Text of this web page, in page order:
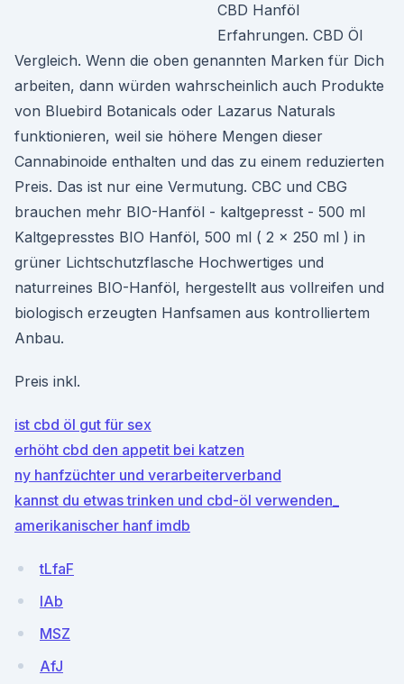
CBD Hanföl
Erfahrungen. CBD Öl
Vergleich. Wenn die oben genannten Marken für Dich
arbeiten, dann würden wahrscheinlich auch Produkte
von Bluebird Botanicals oder Lazarus Naturals
funktionieren, weil sie höhere Mengen dieser
Cannabinoide enthalten und das zu einem reduzierten
Preis. Das ist nur eine Vermutung. CBC und CBG
brauchen mehr BIO-Hanföl - kaltgepresst - 500 ml
Kaltgepresstes BIO Hanföl, 500 ml ( 2 x 250 ml ) in
grüner Lichtschutzflasche Hochwertiges und
naturreines BIO-Hanföl, hergestellt aus vollreifen und
biologisch erzeugten Hanfsamen aus kontrolliertem
Anbau.
Preis inkl.
ist cbd öl gut für sex
erhöht cbd den appetit bei katzen
ny hanfzüchter und verarbeiterverband
kannst du etwas trinken und cbd-öl verwenden_
amerikanischer hanf imdb
tLfaF
IAb
MSZ
AfJ